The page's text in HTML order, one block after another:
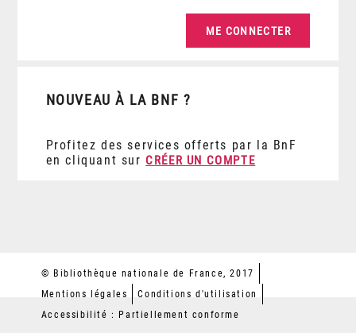
NOUVEAU À LA BNF ?
Profitez des services offerts par la BnF
en cliquant sur CRÉER UN COMPTE
© Bibliothèque nationale de France, 2017
Mentions légales
Conditions d'utilisation
Accessibilité : Partiellement conforme